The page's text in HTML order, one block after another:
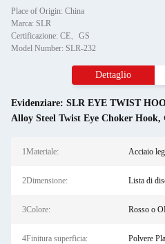
Place of Origin: China
Marca: SLR
Certificazione: CE、GS
Model Number: SLR-232
Dettaglio
Evidenziare: SLR EYE TWIST
Alloy Steel Twist Eye Choker Hook,
1Materiale: Acciaio
2Dimensione: Lista di
3Colore: Rosso o
4Finitura superficia: Polvere